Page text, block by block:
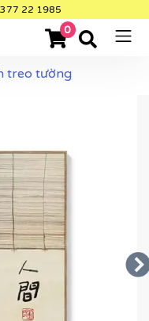
22 1985
0
treo tường